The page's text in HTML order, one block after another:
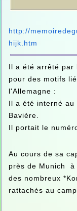
http://
hijk.htm
Il a été arrêté par
pour des motifs
l'Allemagne :
Il a été interné au
Bavière.
Il portait le
Au cours de sa
près de Munich à
des nombreux
rattachés au